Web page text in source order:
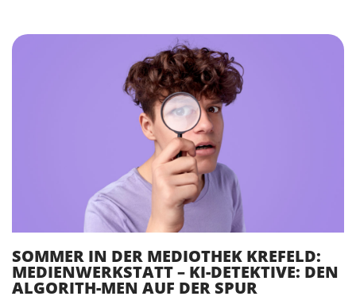
SOMMER IN DER MEDIOTHEK KREFELD:
MEDIENWERKSTATT – KI-DETEKTIVE: DEN
ALGORITH-MEN AUF DER SPUR